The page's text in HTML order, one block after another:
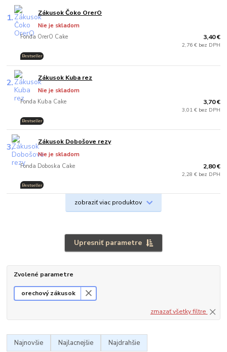
1. Zákusok Čoko OrerO
Fonda OrerO Cake
Nie je skladom
Bestseller
3,40 €
2,76 € bez DPH
2. Zákusok Kuba rez
Fonda Kuba Cake
Nie je skladom
Bestseller
3,70 €
3,01 € bez DPH
3. Zákusok Dobošove rezy
Fonda Doboska Cake
Nie je skladom
Bestseller
2,80 €
2,28 € bez DPH
zobraziť viac produktov
Upresniť parametre
Zvolené parametre
orechový zákusok
zmazať všetky filtre
Najnovšie Najlacnejšie Najdrahšie